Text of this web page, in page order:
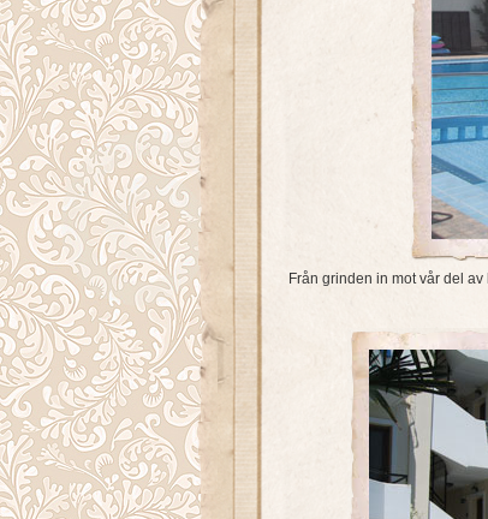
Från grinden in mot vår del av